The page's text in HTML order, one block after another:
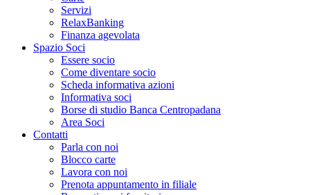
Servizi
RelaxBanking
Finanza agevolata
Spazio Soci
Essere socio
Come diventare socio
Scheda informativa azioni
Informativa soci
Borse di studio Banca Centropadana
Area Soci
Contatti
Parla con noi
Blocco carte
Lavora con noi
Prenota appuntamento in filiale